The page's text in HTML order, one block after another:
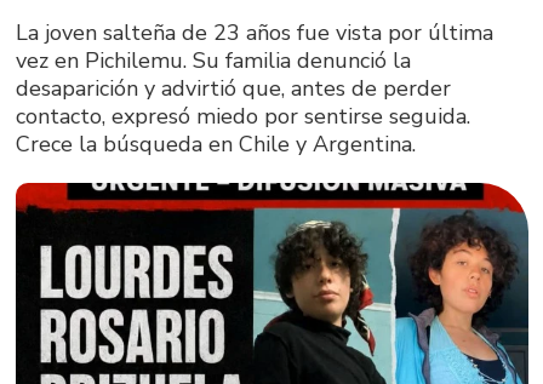
La joven salteña de 23 años fue vista por última
vez en Pichilemu. Su familia denunció la
desaparición y advirtió que, antes de perder
contacto, expresó miedo por sentirse seguida.
Crece la búsqueda en Chile y Argentina.